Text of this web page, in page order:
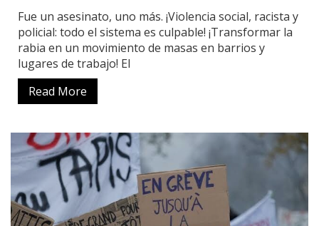
Fue un asesinato, uno más. ¡Violencia social, racista y
policial: todo el sistema es culpable! ¡Transformar la
rabia en un movimiento de masas en barrios y
lugares de trabajo! El
Read More